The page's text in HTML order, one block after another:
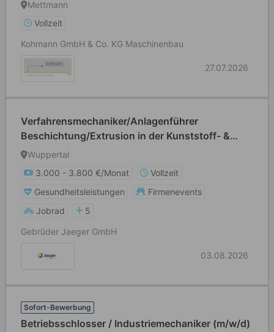
Mettmann
Vollzeit
Kohmann GmbH & Co. KG Maschinenbau
27.07.2026
Verfahrensmechaniker/Anlagenführer
Beschichtung/Extrusion in der Kunststoff- &
Kautschuktechnik (w/m/d)
Wuppertal
3.000 - 3.800 €/Monat
Vollzeit
Gesundheitsleistungen
Firmenevents
Jobrad
5
Gebrüder Jaeger GmbH
03.08.2026
Sofort-Bewerbung
Betriebsschlosser / Industriemechaniker (m/w/d)